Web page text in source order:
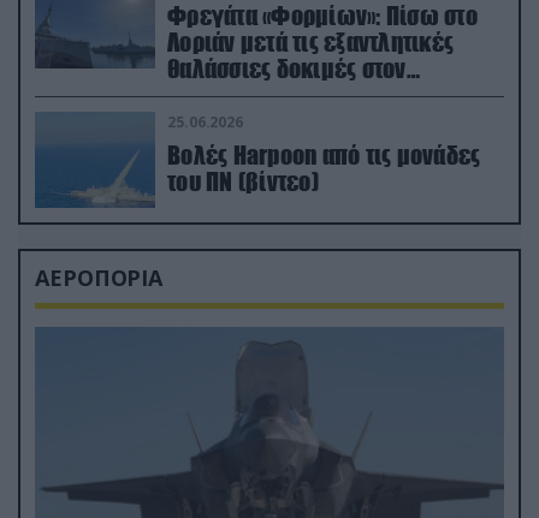
Φρεγάτα «Φορμίων»: Πίσω στο
Λοριάν μετά τις εξαντλητικές
θαλάσσιες δοκιμές στον
απαιτητικό Βισκαϊκό
25.06.2026
Βολές Harpoon από τις μονάδες
του ΠΝ (βίντεο)
ΑΕΡΟΠΟΡΙΑ